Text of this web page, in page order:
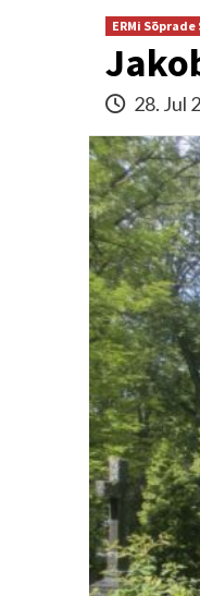
ERMi
28. Jul